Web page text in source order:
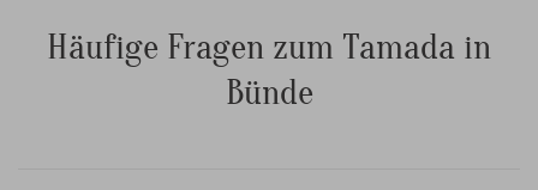
Häufige Fragen zum Tamada in
Bünde